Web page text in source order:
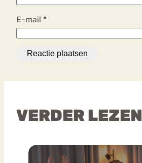
E-mail *
VERDER LEZEN